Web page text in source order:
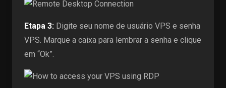
Etapa 3: Digite seu nome de usuário VPS e senha
VPS. Marque a caixa para lembrar a senha e clique
em “Ok”.